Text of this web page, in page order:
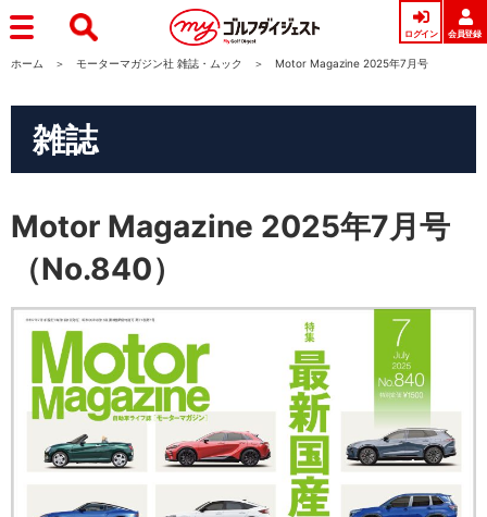
ログイン 会員登録
ホーム モーターマガジン社 雑誌・ムック Motor Magazine 2025年7月号
雑誌
Motor Magazine 2025年7月号
（No.840）